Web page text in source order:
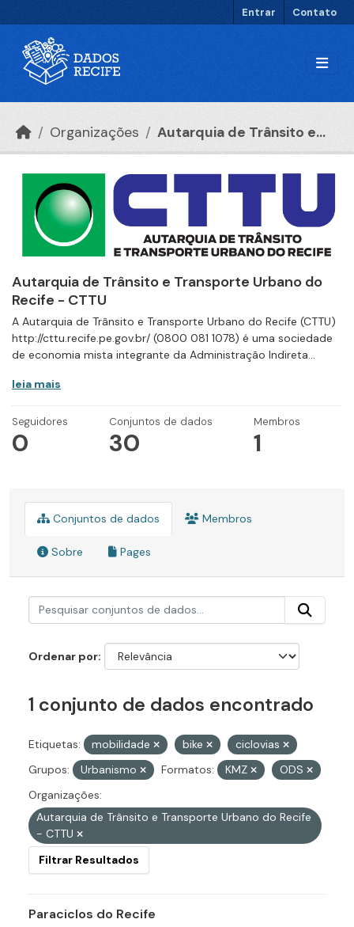
Entrar Contato
Organizações Autarquia de Trânsito e...
Autarquia de Trânsito e Transporte Urbano do
Recife - CTTU
A Autarquia de Trânsito e Transporte Urbano do Recife (CTTU)
http://cttu.recife.pe.gov.br/ (0800 081 1078) é uma sociedade
de economia mista integrante da Administração Indireta...
leia mais
Seguidores
0
Conjuntos de dados
30
Membros
1
Conjuntos de dados Membros
Sobre Pages
Ordenar por
1 conjunto de dados encontrado
Etiquetas: mobilidade bike
ciclovias
Grupos:
Urbanismo Formatos: KMZ
ODS
Organizações:
Autarquia de Trânsito e Transporte Urbano do Recife
- CTTU
Filtrar Resultados
Paraciclos do Recife